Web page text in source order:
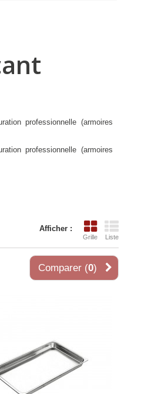
professionnelle (armoires
professionnelle (armoires
Afficher :
Grille Liste
Comparer (0)